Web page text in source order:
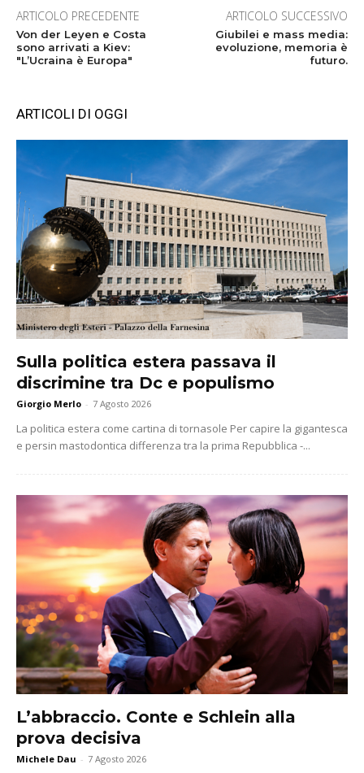
ARTICOLO PRECEDENTE
Von der Leyen e Costa
sono arrivati a Kiev:
"L’Ucraina è Europa"
ARTICOLO SUCCESSIVO
Giubilei e mass media:
evoluzione, memoria è
futuro.
ARTICOLI DI OGGI
Sulla politica estera passava il
discrimine tra Dc e populismo
Giorgio Merlo - 7 Agosto 2026
La politica estera come cartina di tornasole Per capire la gigantesca
e persin mastodontica differenza tra la prima Repubblica -...
L’abbraccio. Conte e Schlein alla
prova decisiva
Michele Dau - 7 Agosto 2026